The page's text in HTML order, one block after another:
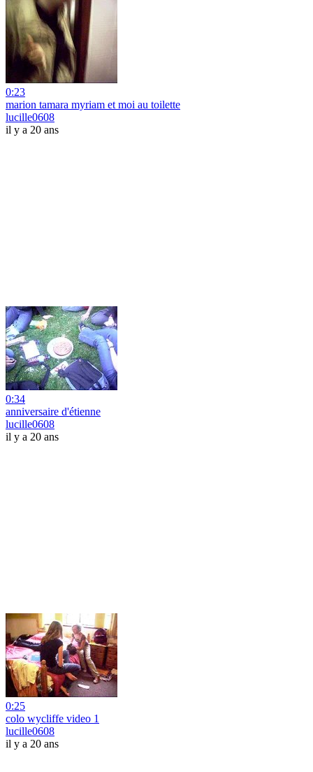
0:23
marion tamara myriam et moi au toilette
lucille0608
il y a 20 ans
0:34
anniversaire d'étienne
lucille0608
il y a 20 ans
0:25
colo wycliffe video 1
lucille0608
il y a 20 ans